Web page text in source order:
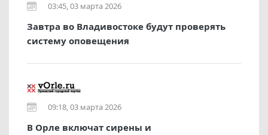
03:45, 03 марта 2026
Завтра во Владивостоке будут проверять
систему оповещения
09:18, 03 марта 2026
В Орле включат сирены и